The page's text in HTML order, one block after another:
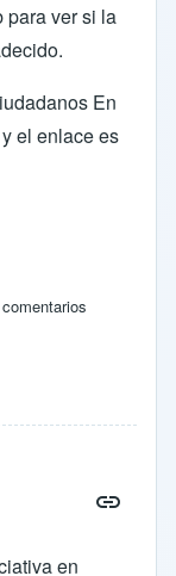
para ver si la
En
el enlace es
en